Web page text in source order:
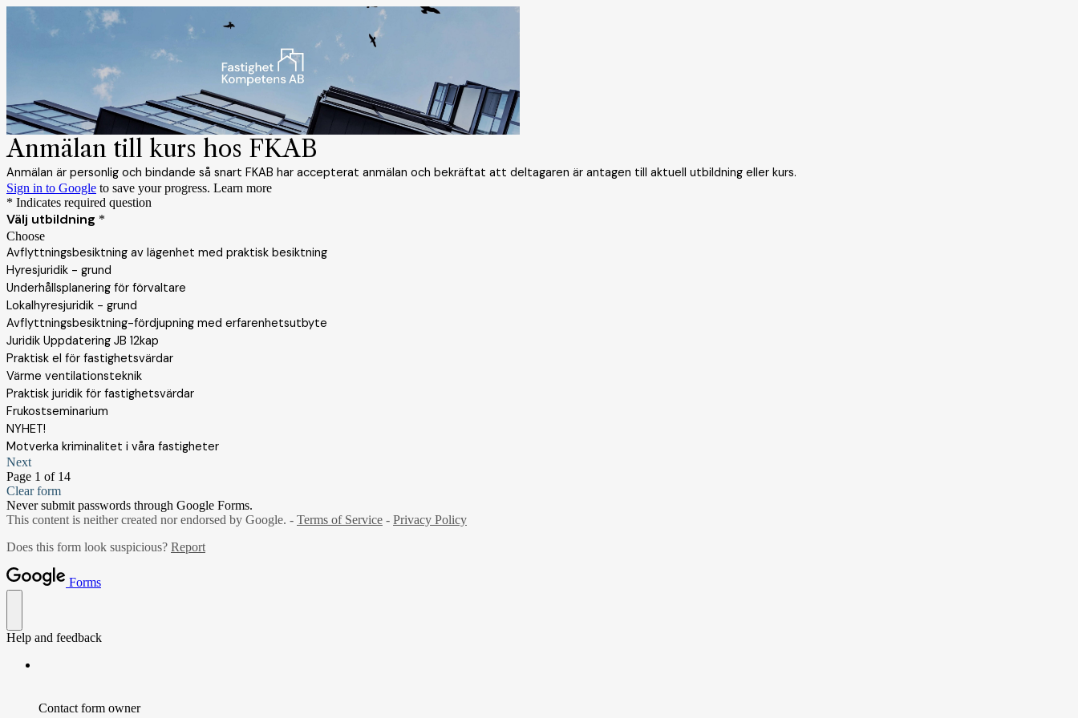
Anmälan till kurs hos FKAB
Anmälan är personlig och bindande så snart FKAB har accepterat anmälan och bekräftat att deltagaren är antagen till aktuell utbildning eller kurs.
Sign in to Google to save your progress. Learn more
* Indicates required question
Välj utbildning *
Choose
Avflyttningsbesiktning av lägenhet med praktisk besiktning
Hyresjuridik - grund
Underhållsplanering för förvaltare
Lokalhyresjuridik - grund
Avflyttningsbesiktning-fördjupning med erfarenhetsutbyte
Juridik Uppdatering JB 12kap
Praktisk el för fastighetsvärdar
Värme ventilationsteknik
Praktisk juridik för fastighetsvärdar
Frukostseminarium
NYHET!
Motverka kriminalitet i våra fastigheter
Next
Page 1 of 14
Clear form
Never submit passwords through Google Forms.
This content is neither created nor endorsed by Google. - Terms of Service - Privacy Policy
Does this form look suspicious? Report
Forms
Help and feedback
Contact form owner